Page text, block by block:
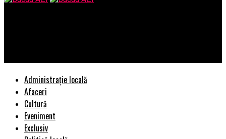
Administrație locală
Afaceri
Cultură
Eveniment
Exclusiv